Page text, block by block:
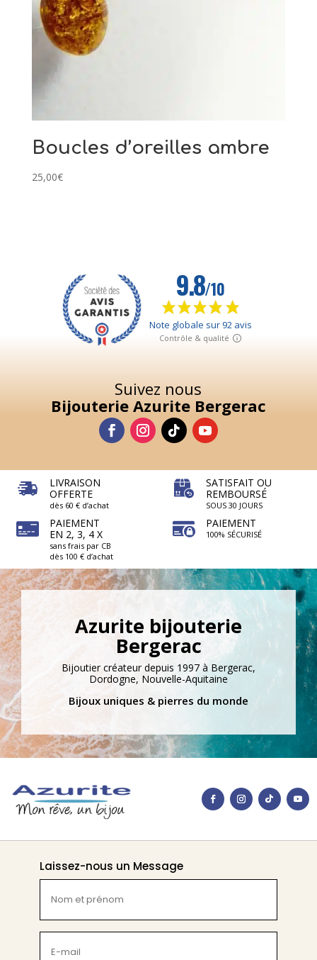
Boucles d’oreilles ambre
25,00€
Suivez nous
Bijouterie Azurite Bergerac
LIVRAISON
OFFERTE
dès 60 € d’achat
PAIEMENT
EN 2, 3, 4 X
sans frais par CB
dès 100 € d’achat
SATISFAIT OU
REMBOURSÉ
SOUS 30 JOURS
PAIEMENT
100% SÉCURISÉ
Azurite bijouterie
Bergerac
Bijoutier créateur depuis 1997 à Bergerac,
Dordogne, Nouvelle-Aquitaine
Bijoux uniques & pierres du monde
Laissez-nous un Message
et
prénom
(Nécessaire)
mail